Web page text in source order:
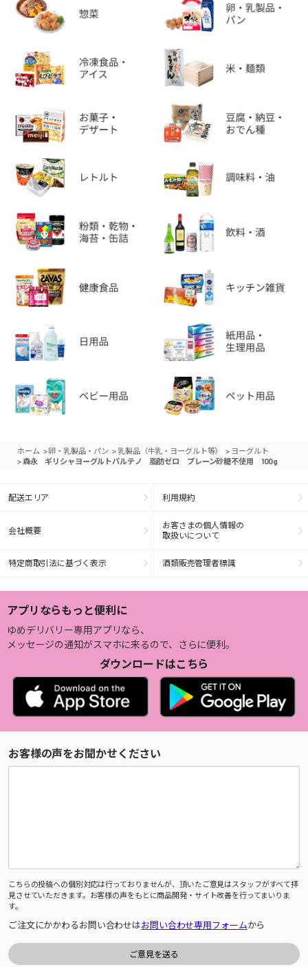
ホーム >卵・乳製品・パン >乳製品（牛乳・ヨーグルト等） > ヨーグルト
> 森永 ギリシャヨーグルトパルテノ 脂肪ゼロ プレーン砂糖不使用 100g
配送エリア 利用規約
会社概要
お客さまの個人情報の
取扱いについて
特定商取引法に基づく表示 酒類販売管理者標識
アプリならもっと便利に
ゆめデリバリー専用アプリなら、
メッセージの通知がスマホに来るので、さらに便利。
ダウンロードはこちら
お客様の声をお聞かせください
こちらの投稿への個別対応は行っておりませんが、頂いたご意見はスタッフがすべて拝
見させていただきます。お客様の声をもとに商品開発・サイト改善を行ってまいりま
す。
ご注文にかかわるお問い合わせはお問い合わせ専用フォームから